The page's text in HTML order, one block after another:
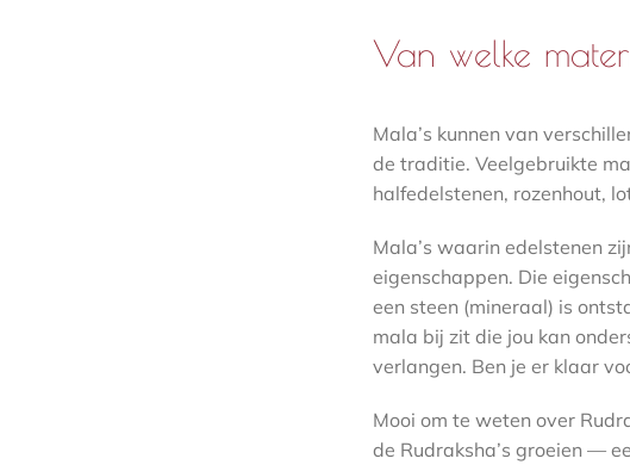
Van welke
Mala’s kunnen van
de traditie. Veelgebruikte
halfedelstenen, rozenhout,
Mala’s waarin edelstenen
eigenschappen. Die
een steen (mineraal) is
mala bij zit die jou kan
verlangen. Ben je er klaar
Mooi om te weten over
de Rudraksha’s groeien —